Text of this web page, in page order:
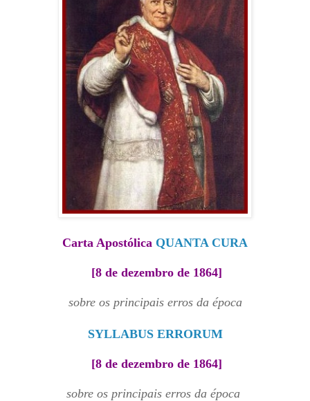
Carta Apostólica QUANTA CURA
[8 de dezembro de 1864]
sobre os principais erros da época
SYLLABUS ERRORUM
[8 de dezembro de 1864]
sobre os principais erros da época